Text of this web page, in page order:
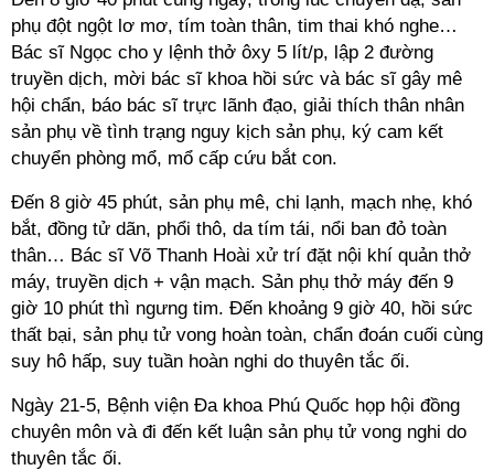
phụ đột ngột lơ mơ, tím toàn thân, tim thai khó nghe…
Bác sĩ Ngọc cho y lệnh thở ôxy 5 lít/p, lập 2 đường
truyền dịch, mời bác sĩ khoa hồi sức và bác sĩ gây mê
hội chẩn, báo bác sĩ trực lãnh đạo, giải thích thân nhân
sản phụ về tình trạng nguy kịch sản phụ, ký cam kết
chuyển phòng mổ, mổ cấp cứu bắt con.
Đến 8 giờ 45 phút, sản phụ mê, chi lạnh, mạch nhẹ, khó
bắt, đồng tử dãn, phổi thô, da tím tái, nổi ban đỏ toàn
thân… Bác sĩ Võ Thanh Hoài xử trí đặt nội khí quản thở
máy, truyền dịch + vận mạch. Sản phụ thở máy đến 9
giờ 10 phút thì ngưng tim. Đến khoảng 9 giờ 40, hồi sức
thất bại, sản phụ tử vong hoàn toàn, chẩn đoán cuối cùng
suy hô hấp, suy tuần hoàn nghi do thuyên tắc ối.
Ngày 21-5, Bệnh viện Đa khoa Phú Quốc họp hội đồng
chuyên môn và đi đến kết luận sản phụ tử vong nghi do
thuyên tắc ối.